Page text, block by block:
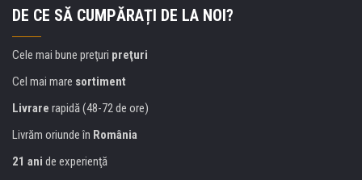
DE CE SĂ CUMPĂRAȚI DE LA NOI?
Cele mai bune preţuri preţuri
Cel mai mare sortiment
Livrare rapidă (48-72 de ore)
Livrăm oriunde în România
21 ani de experienţă